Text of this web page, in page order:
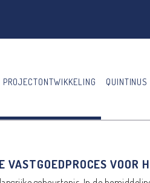
PROJECTONTWIKKELING QUINTINUS
VOOR